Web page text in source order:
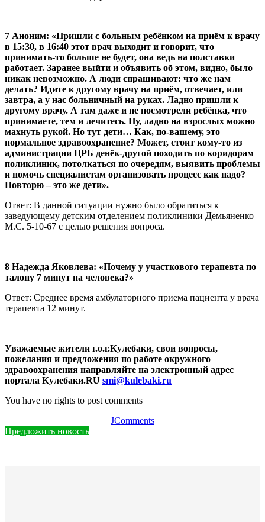
7 Аноним: «Пришли с больным ребёнком на приём к врачу
в 15:30, в 16:40 этот врач выходит и говорит, что
принимать-то больше не будет, она ведь на полставки
работает. Заранее выйти и объявить об этом, видно, было
никак невозможно. А люди спрашивают: что же нам
делать? Идите к другому врачу на приём, отвечает, или
завтра, а у нас больничный на руках. Ладно пришли к
другому врачу. А там даже и не посмотрели ребёнка, что
принимаете, тем и лечитесь. Ну, ладно на взрослых можно
махнуть рукой. Но тут дети… Как, по-вашему, это
нормальное здравоохранение? Может, стоит кому-то из
администрации ЦРБ денёк-другой походить по коридорам
поликлиник, потолкаться по очередям, выявить проблемы
и помочь специалистам организовать процесс как надо?
Повторю – это же дети».
Ответ: В данной ситуации нужно было обратиться к
заведующему детским отделением поликлиники Демьяненко
М.С. 5-10-67 с целью решения вопроса.
8 Надежда Яковлева: «Почему у участкового терапевта по
талону 7 минут на человека?»
Ответ: Среднее время амбулаторного приема пациента у врача
терапевта 12 минут.
Уважаемые жители г.о.г.Кулебаки, свои вопросы,
пожелания и предложения по работе окружного
здравоохранения направляйте на электронный адрес
портала Кулебаки.RU smi@kulebaki.ru
You have no rights to post comments
JComments
Предложить новость